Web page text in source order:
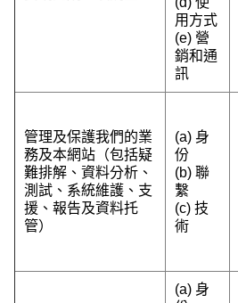
用方式
(e) 營
銷和通
訊
管理及保護我們的業
務及本網站（包括疑
難排解、資料分析、
測試、系統維護、支
援、報告及資料托
管）
(a) 身
份
(b) 聯
繫
(c) 技
術
(a) 身